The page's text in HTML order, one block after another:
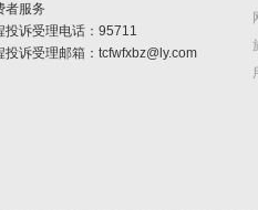
者服务
投诉受理电话：95711
投诉受理邮箱：tcfwfxbz@ly.com